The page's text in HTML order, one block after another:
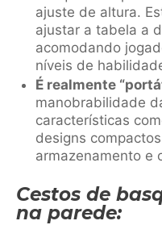
ajuste de altura.
ajustar a tabela a
acomodando
níveis de
É realmente
manobrabilidade
características
designs
armazenamento e
Cestos de
na parede: